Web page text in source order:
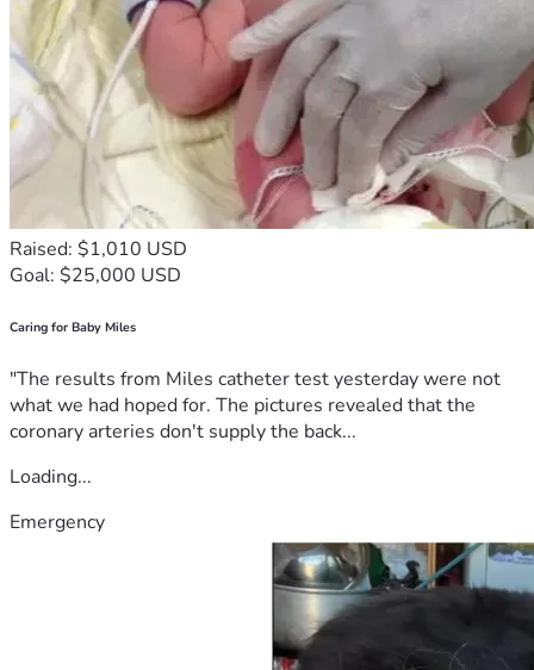
Raised: $1,010 USD
Goal: $25,000 USD
Caring for Baby Miles
"The results from Miles catheter test yesterday were not
what we had hoped for. The pictures revealed that the
coronary arteries don't supply the back...
Loading...
Emergency